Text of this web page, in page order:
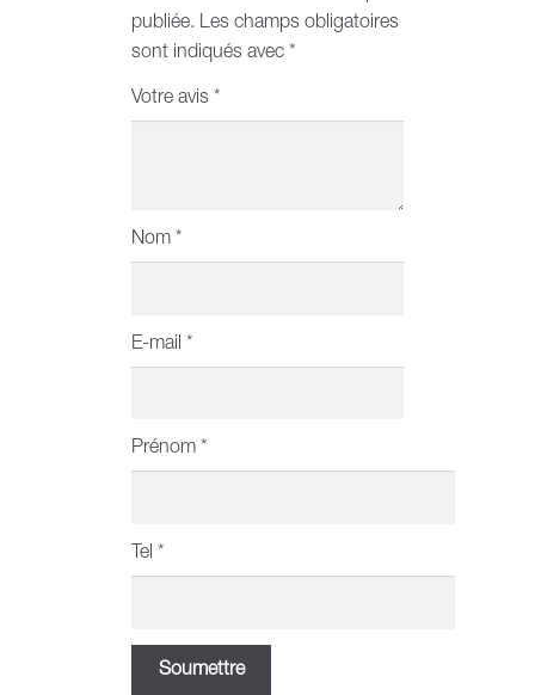
publiée. Les champs obligatoires
sont indiqués avec *
Votre avis *
Nom *
E-mail *
Prénom *
Tel *